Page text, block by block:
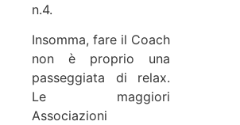
n.4.
Insomma, fare il Coach
non è proprio una
passeggiata di relax.
Le maggiori
Associazioni